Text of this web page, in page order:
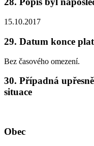
15.10.2017
29. Datum konce
Bez časového omezení.
30. Případná
situace
Obec